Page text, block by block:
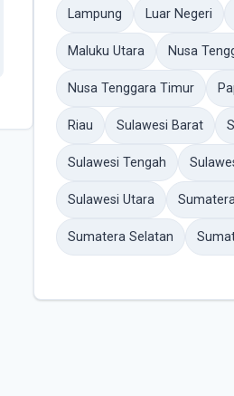
Lampung Luar Negeri
Maluku Utara Nusa
Nusa Tenggara Timur
Riau Sulawesi Barat
Sulawesi Tengah
Sulawesi Utara
Sumatera Selatan